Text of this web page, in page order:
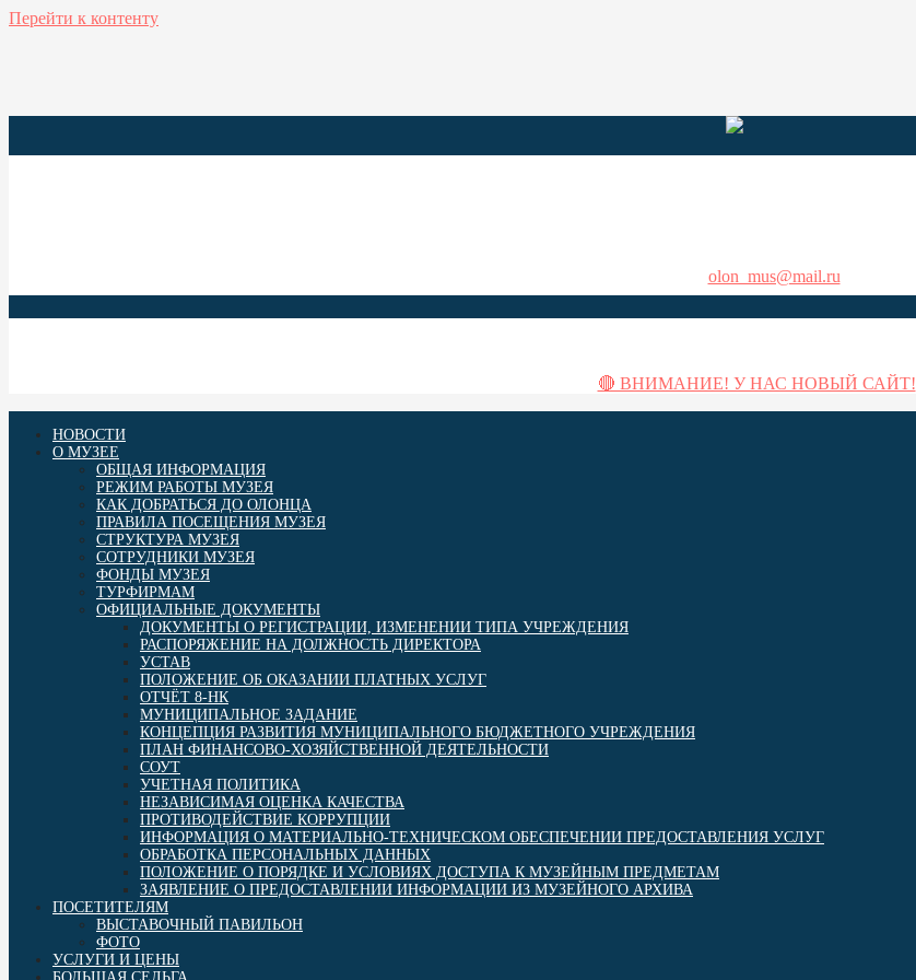
Перейти к контенту
olon_mus@mail.ru
🔴 ВНИМАНИЕ! У НАС НОВЫЙ САЙТ!
НОВОСТИ
О МУЗЕЕ
ОБЩАЯ ИНФОРМАЦИЯ
РЕЖИМ РАБОТЫ МУЗЕЯ
КАК ДОБРАТЬСЯ ДО ОЛОНЦА
ПРАВИЛА ПОСЕЩЕНИЯ МУЗЕЯ
СТРУКТУРА МУЗЕЯ
СОТРУДНИКИ МУЗЕЯ
ФОНДЫ МУЗЕЯ
ТУРФИРМАМ
ОФИЦИАЛЬНЫЕ ДОКУМЕНТЫ
ДОКУМЕНТЫ О РЕГИСТРАЦИИ, ИЗМЕНЕНИИ ТИПА УЧРЕЖДЕНИЯ
РАСПОРЯЖЕНИЕ НА ДОЛЖНОСТЬ ДИРЕКТОРА
УСТАВ
ПОЛОЖЕНИЕ ОБ ОКАЗАНИИ ПЛАТНЫХ УСЛУГ
ОТЧЁТ 8-НК
МУНИЦИПАЛЬНОЕ ЗАДАНИЕ
КОНЦЕПЦИЯ РАЗВИТИЯ МУНИЦИПАЛЬНОГО БЮДЖЕТНОГО УЧРЕЖДЕНИЯ
ПЛАН ФИНАНСОВО-ХОЗЯЙСТВЕННОЙ ДЕЯТЕЛЬНОСТИ
СОУТ
УЧЕТНАЯ ПОЛИТИКА
НЕЗАВИСИМАЯ ОЦЕНКА КАЧЕСТВА
ПРОТИВОДЕЙСТВИЕ КОРРУПЦИИ
ИНФОРМАЦИЯ О МАТЕРИАЛЬНО-ТЕХНИЧЕСКОМ ОБЕСПЕЧЕНИИ ПРЕДОСТАВЛЕНИЯ УСЛУГ
ОБРАБОТКА ПЕРСОНАЛЬНЫХ ДАННЫХ
ПОЛОЖЕНИЕ О ПОРЯДКЕ И УСЛОВИЯХ ДОСТУПА К МУЗЕЙНЫМ ПРЕДМЕТАМ
ЗАЯВЛЕНИЕ О ПРЕДОСТАВЛЕНИИ ИНФОРМАЦИИ ИЗ МУЗЕЙНОГО АРХИВА
ПОСЕТИТЕЛЯМ
ВЫСТАВОЧНЫЙ ПАВИЛЬОН
ФОТО
УСЛУГИ И ЦЕНЫ